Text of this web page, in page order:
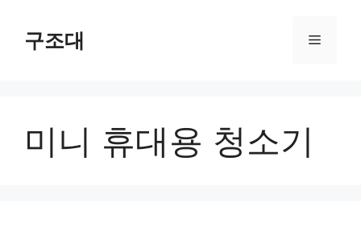
구조대 메
미니 휴대용 청소기